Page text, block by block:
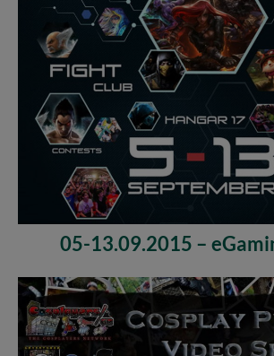
05-13.09.2015 –